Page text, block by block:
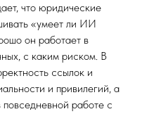
что юридические
«умеет ли ИИ
он работает в
с каким риском. В
ссылок и
и привилегий, а
работе с